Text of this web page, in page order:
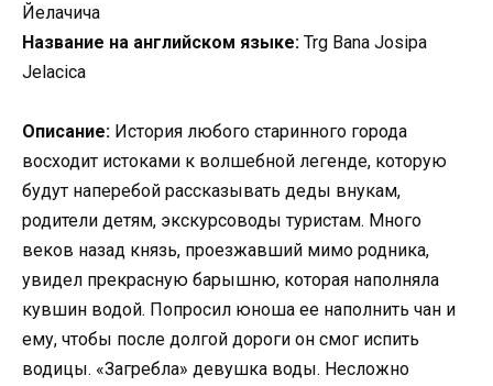
Йелачича
Название на английском языке: Trg Bana Josipa
Jelacica
Описание: История любого старинного города
восходит истоками к волшебной легенде, которую
будут наперебой рассказывать деды внукам,
родители детям, экскурсоводы туристам. Много
веков назад князь, проезжавший мимо родника,
увидел прекрасную барышню, которая наполняла
кувшин водой. Попросил юноша ее наполнить чан и
ему, чтобы после долгой дороги он смог испить
водицы. «Загребла» девушка воды. Несложно